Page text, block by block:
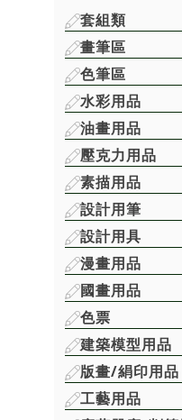
套組類
畫筆區
色筆區
水彩用品
油畫用品
壓克力用品
素描用品
設計用筆
設計用具
漫畫用品
國畫用品
色票
建築模型用品
版畫/絹印用品
工藝用品